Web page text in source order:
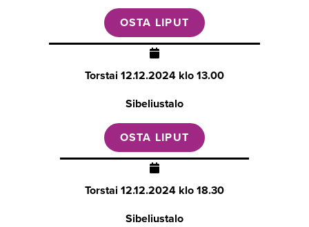
OSTA LIPUT
Torstai12.12.2024 klo 13.00
Sibeliustalo
OSTA LIPUT
Torstai12.12.2024 klo 18.30
Sibeliustalo